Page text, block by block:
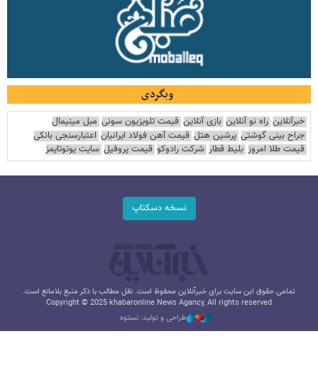
وبگردی
خبرآنلاین راه نو آنلاین بازی آنلاین قیمت تلویزیون سونی مبل مینیمال
جراح بینی گوشتی پرشین هتل قیمت آهن فولاد ایرانیان اعتبارسنجی بانکی
قیمت طلا امروز بلیط قطار شرکت رادوکو قیمت پروفیل سایت یوتوتایمز
نسخه دسکتاپ
تمامی حقوق این سایت برای خبرآنلاین محفوظ است. نقل مطالب با ذکر منبع بلامانع است.
Copyright © 2025 khabaronline News Agancy, All rights reserved
طراحی و تولید: نستوه